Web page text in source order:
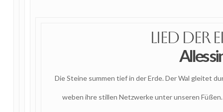
Lied der
Alles
Die Steine summen tief in der Erde. Der Wal gleitet
weben ihre stillen Netzwerke unter unseren